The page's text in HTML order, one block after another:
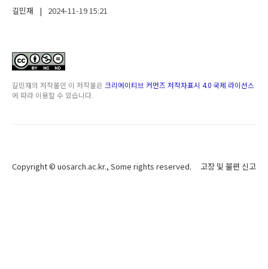
길민재
| 2024-11-1915:21
길민재의 저작물인 이 저작물은 크리에이티브 커먼즈 저작자표시 4.0 국제 라이선스
에 따라 이용할 수 있습니다.
Copyright © uosarch.ac.kr., Some rights reserved. 고장 및 불편 신고